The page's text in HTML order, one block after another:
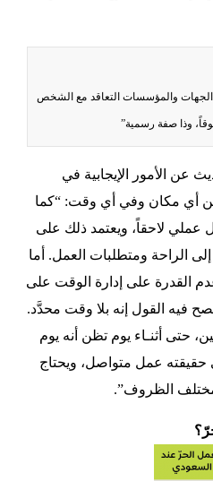
والمؤسسات التعاقد مع الشخص
وذا صفة رسمية”
عن الأمور الإيجابية في
أي مكان وفي أي وقت: “كما
عملي لاحقاً، ويعتمد ذلك على
الراحة ومتطلبات العمل. أما
القدرة على إدارة الوقت على
فيه القول إنه بلا وقت محدَّد.
حتى أثنـاء يوم تظن أنه يوم
حقيقته عمل متواصل، ويحتاج
مختلف الظروف”.